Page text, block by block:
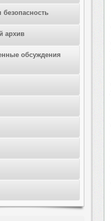
безопасность
архив
обсуждения